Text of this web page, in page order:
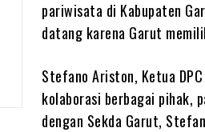
pariwisata di Kabupaten
datang karena Garut
Stefano Ariston, Ketua
kolaborasi berbagai pihak,
dengan Sekda Garut,